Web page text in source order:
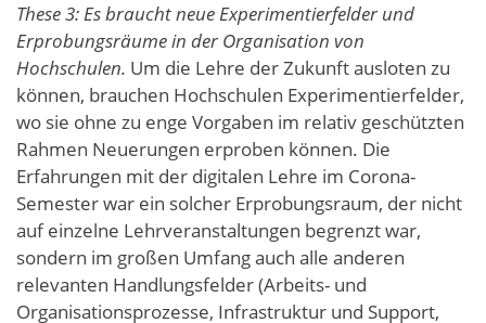
These 3: Es braucht neue Experimentierfelder und
Erprobungsräume in der Organisation von
Hochschulen. Um die Lehre der Zukunft ausloten zu
können, brauchen Hochschulen Experimentierfelder,
wo sie ohne zu enge Vorgaben im relativ geschützten
Rahmen Neuerungen erproben können. Die
Erfahrungen mit der digitalen Lehre im Corona-
Semester war ein solcher Erprobungsraum, der nicht
auf einzelne Lehrveranstaltungen begrenzt war,
sondern im großen Umfang auch alle anderen
relevanten Handlungsfelder (Arbeits- und
Organisationsprozesse, Infrastruktur und Support,